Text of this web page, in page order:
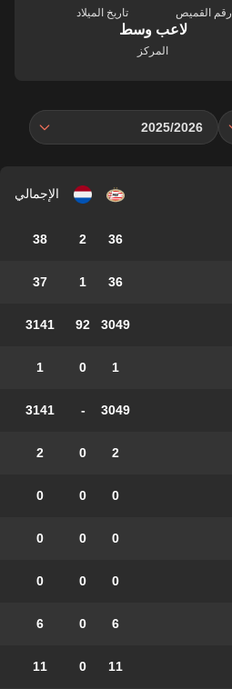
رقم القميص تاريخ الميلاد
لاعب وسط
المركز
2025/2026
الإجمالي
36
2
38
36
1
37
3049
92
3141
1
0
1
3049
-
3141
2
0
2
0
0
0
0
0
0
0
0
0
6
0
6
11
0
11